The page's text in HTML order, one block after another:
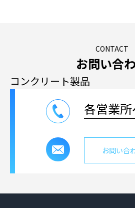
CONTACT
お問い合
コンクリート製品
各営業
お問い合